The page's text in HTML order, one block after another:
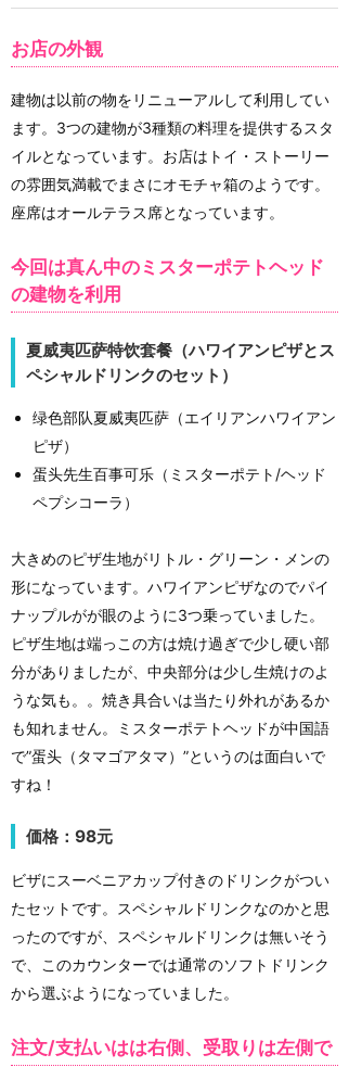
お店の外観
建物は以前の物をリニューアルして利用してい
ます。3つの建物が3種類の料理を提供するスタ
イルとなっています。お店はトイ・ストーリー
の雰囲気満載でまさにオモチャ箱のようです。
座席はオールテラス席となっています。
今回は真ん中のミスターポテトヘッド
の建物を利用
夏威夷匹萨特饮套餐（ハワイアンピザとス
ペシャルドリンクのセット）
绿色部队夏威夷匹萨（エイリアンハワイアン
ピザ）
蛋头先生百事可乐（ミスターポテト/ヘッド
ペプシコーラ）
大きめのピザ生地がリトル・グリーン・メンの
形になっています。ハワイアンピザなのでパイ
ナップルがが眼のように3つ乗っていました。
ピザ生地は端っこの方は焼け過ぎで少し硬い部
分がありましたが、中央部分は少し生焼けのよ
うな気も。。焼き具合いは当たり外れがあるか
も知れません。ミスターポテトヘッドが中国語
で”蛋头（タマゴアタマ）”というのは面白いで
すね！
価格：98元
ビザにスーベニアカップ付きのドリンクがつい
たセットです。スペシャルドリンクなのかと思
ったのですが、スペシャルドリンクは無いそう
で、このカウンターでは通常のソフトドリンク
から選ぶようになっていました。
注文/支払いはは右側、受取りは左側で